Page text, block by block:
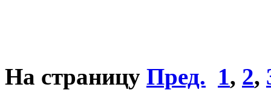
На страницу Пред. 1, 2,